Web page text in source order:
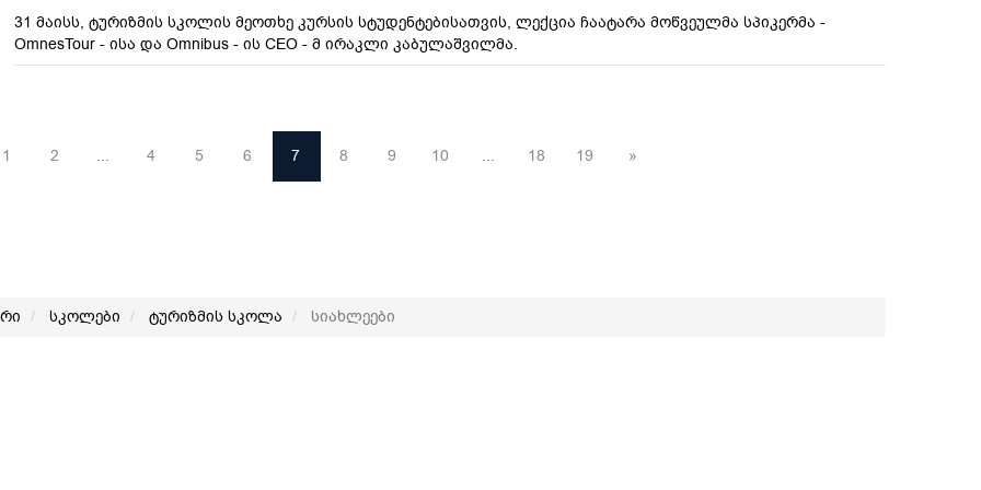
31 მაისს, ტურიზმის სკოლის მეოთხე კურსის სტუდენტებისათვის, ლექცია ჩაატარა მოწვეულმა სპიკერმა -
OmnesTour - ისა და Omnibus - ის CEO - მ ირაკლი კაბულაშვილმა.
1 2 ... 4 5 6 7 8 9 10 ... 18 19 »
სკოლები ტურიზმის სკოლა სიახლეები